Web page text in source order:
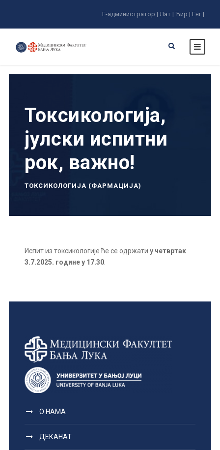
Е-администратор | Лат | Ћир | Енг |
Токсикологија,
јулски испитни
рок, важно!
ТОКСИКОЛОГИЈА (ФАРМАЦИЈА)
Испит из токсикологије ће се одржати у четвртак
3.7.2025. године у 17.30
О НАМА
ДЕКАНАТ